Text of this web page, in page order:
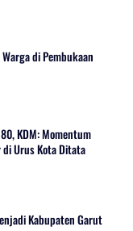
di Pembukaan
KDM: Momentum
Urus Kota Ditata
Kabupaten Garut